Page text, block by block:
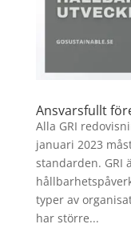
Ansvarsfullt
Alla GRI
januari 2023
standarden. GRI
typer av
har större...